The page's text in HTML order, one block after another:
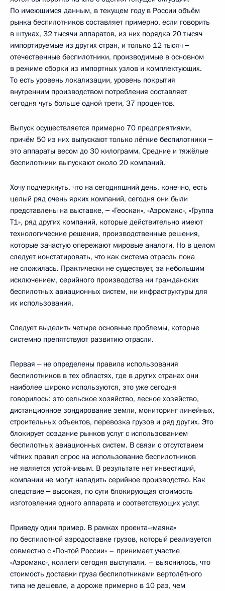
По имеющимся данным, в текущем году в России объём
рынка беспилотников составляет примерно, если говорить
в штуках, 32 тысячи аппаратов, из них порядка 20 тысяч ‒
импортируемые из других стран, и только 12 тысяч ‒
отечественные беспилотники, производимые в основном
в режиме сборки из импортных узлов и комплектующих.
То есть уровень локализации, уровень покрытия
внутренним производством потребления составляет
сегодня чуть больше одной трети, 37 процентов.
Выпуск осуществляется примерно 70 предприятиями,
причём 50 из них выпускают только лёгкие беспилотники ‒
это аппараты весом до 30 килограмм. Средние и тяжёлые
беспилотники выпускают около 20 компаний.
Хочу подчеркнуть, что на сегодняшний день, конечно, есть
целый ряд очень ярких компаний, сегодня они были
представлены на выставке, ‒ «Геоскан», «Аэромакс», «Группа
Т1», ряд других компаний, которые действительно имеют
технологические решения, производственные решения,
которые зачастую опережают мировые аналоги. Но в целом
следует констатировать, что как система отрасль пока
не сложилась. Практически не существует, за небольшим
исключением, серийного производства ни гражданских
беспилотных авиационных систем, ни инфраструктуры для
их использования.
Следует выделить четыре основные проблемы, которые
системно препятствуют развитию отрасли.
Первая ‒ не определены правила использования
беспилотников в тех областях, где в других странах они
наиболее широко используются, это уже сегодня
говорилось: это сельское хозяйство, лесное хозяйство,
дистанционное зондирование земли, мониторинг линейных,
строительных объектов, перевозка грузов и ряд других. Это
блокирует создание рынков услуг с использованием
беспилотных авиационных систем. В связи с отсутствием
чётких правил спрос на использование беспилотников
не является устойчивым. В результате нет инвестиций,
компании не могут наладить серийное производство. Как
следствие ‒ высокая, по сути блокирующая стоимость
изготовления одного аппарата и соответствующих услуг.
Приведу один пример. В рамках проекта-«маяка»
по беспилотной аэродоставке грузов, который реализуется
совместно с «Почтой России» – принимает участие
«Аэромакс», коллеги сегодня выступали, – выяснилось, что
стоимость доставки груза беспилотниками вертолётного
типа не дешевле, а дороже примерно в 10 раз, чем